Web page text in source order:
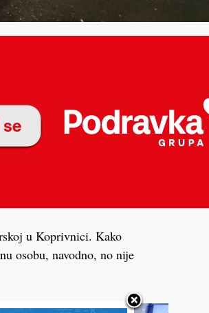
u Koprivnici. Kako
osobu, navodno, no nije